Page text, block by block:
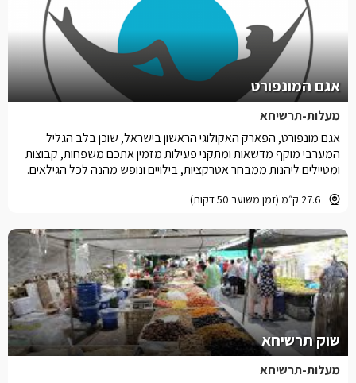
אגם המונפורט
מעלות-תרשיחא
27.6 ק״מ (זמן משוער 50 דקות)
אגם מונפורט, הפארק האקולוגי הראשון בישראל, שוכן בלב הגליל
המערבי מוקף מדשאות ומתקני פעילות מזמין אתכם משפחות, קבוצות
ומטיילים ליהנות ממבחר אטרקציות, בילויים ונופש מהנה לכל הגילאים.
שוק תרשיחא
מעלות-תרשיחא